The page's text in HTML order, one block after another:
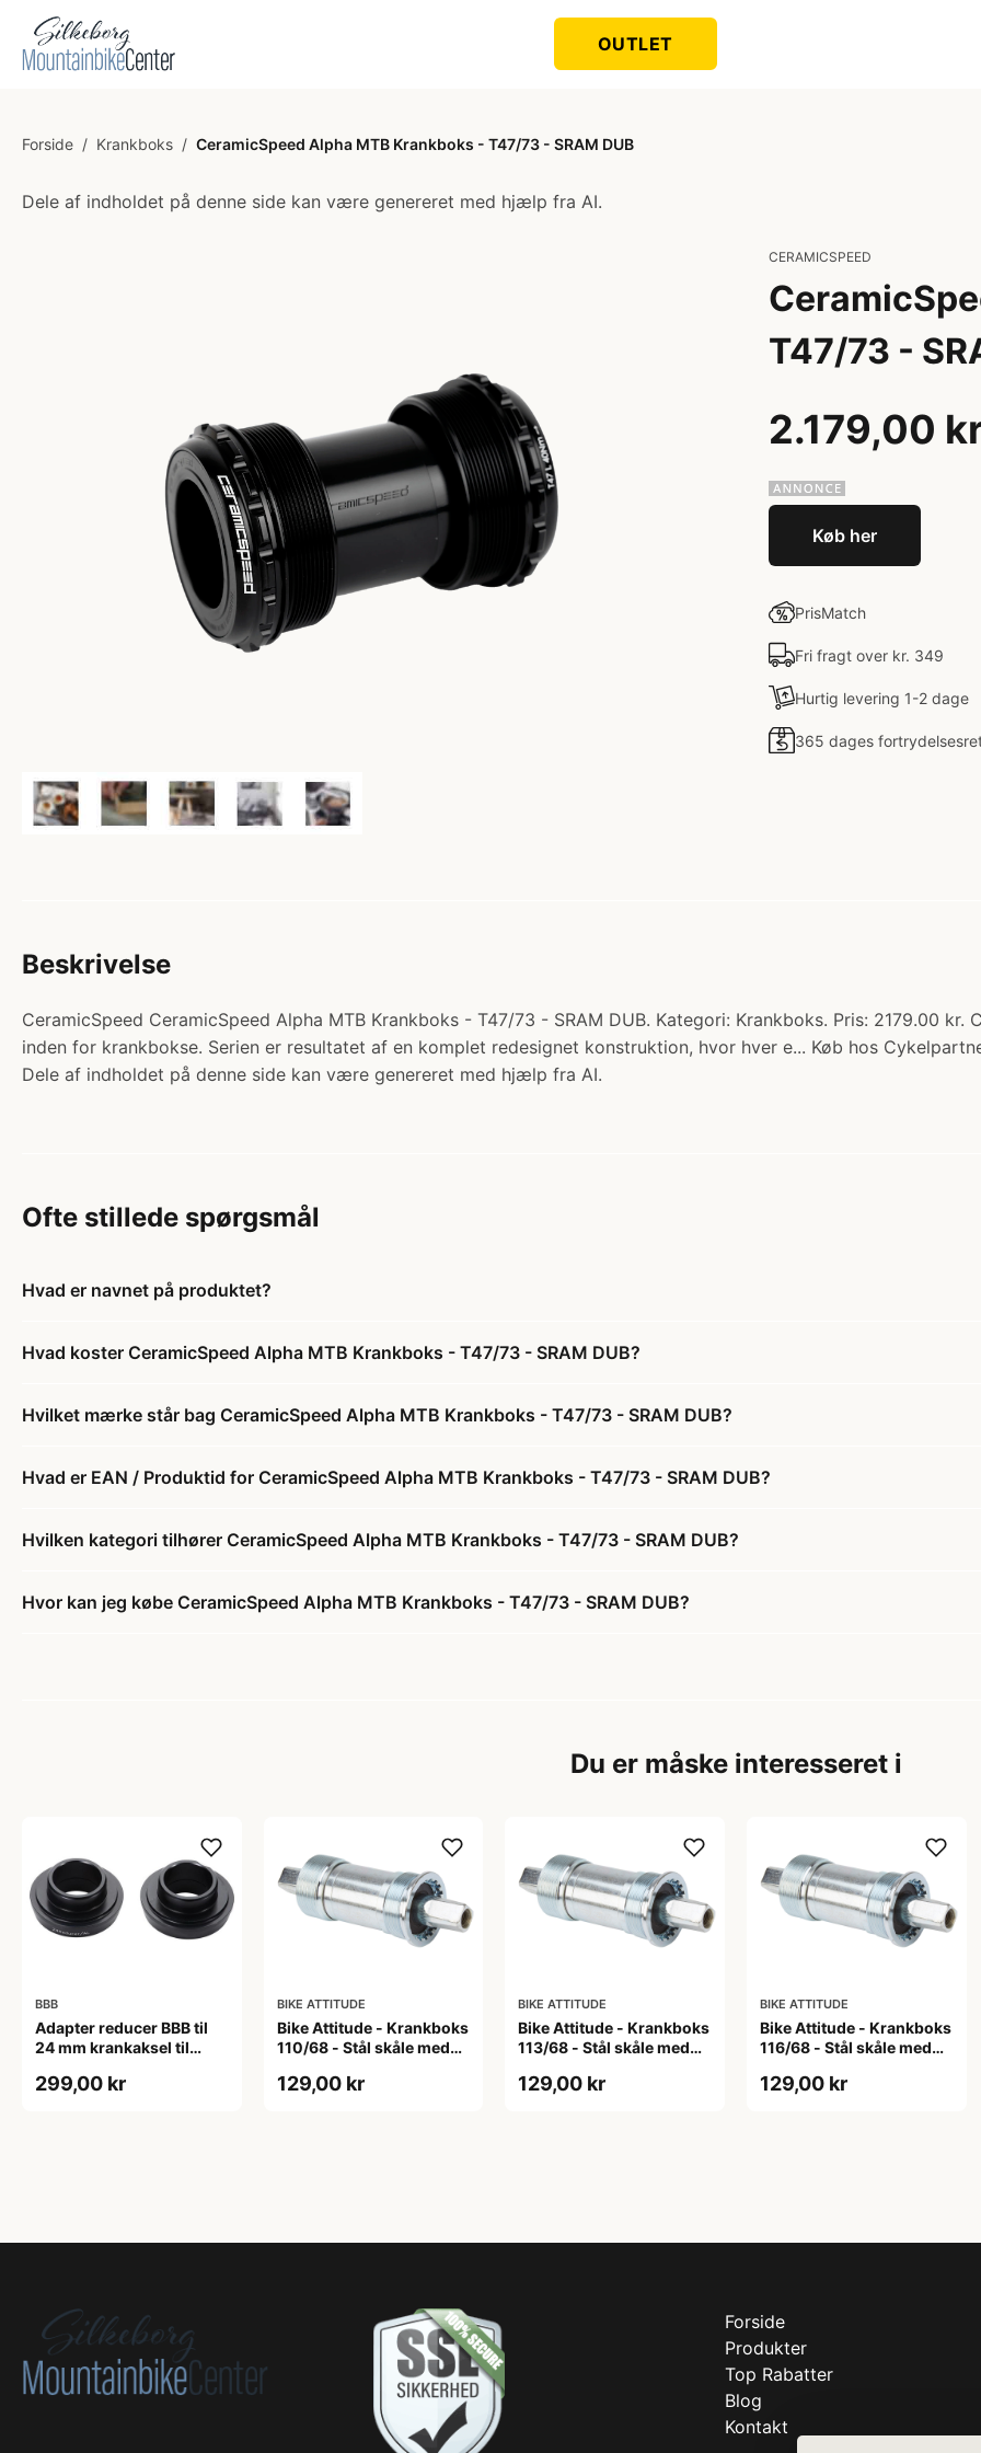
OUTLET
Forside / Krankboks / CeramicSpeed Alpha MTB Krankboks - T47/73 - SRAM DUB
Dele af indholdet på denne side kan være genereret med hjælp fra AI.
CERAMICSPEED
T47/73 -
2.179,00
Køb her
PrisMatch
Fri fragt over kr. 349
Hurtig levering 1-2 dage
365 dages
Beskrivelse
CeramicSpeed CeramicSpeed Alpha MTB Krankboks - T47/73 - SRAM DUB. Kategori: Krankboks. Pris: 2179.00
inden for krankbokse. Serien er resultatet af en komplet redesignet konstruktion, hvor hver e... Køb hos
Dele af indholdet på denne side kan være genereret med hjælp fra AI.
Ofte stillede spørgsmål
Hvad er navnet på produktet?
Hvad koster CeramicSpeed Alpha MTB Krankboks - T47/73 - SRAM DUB?
Hvilket mærke står bag CeramicSpeed Alpha MTB Krankboks - T47/73 - SRAM DUB?
Hvad er EAN / Produktid for CeramicSpeed Alpha MTB Krankboks - T47/73 - SRAM DUB?
Hvilken kategori tilhører CeramicSpeed Alpha MTB Krankboks - T47/73 - SRAM DUB?
Hvor kan jeg købe CeramicSpeed Alpha MTB Krankboks - T47/73 - SRAM DUB?
Du er måske interesseret i
BBB
Adapter reducer BBB til
24 mm krankaksel til
299,00 kr
BIKE ATTITUDE
Bike Attitude - Krankboks
110/68 - Stål skåle med
129,00 kr
BIKE ATTITUDE
Bike Attitude - Krankboks
113/68 - Stål skåle med
129,00 kr
BIKE ATTITUDE
Bike Attitude - Krankboks
116/68 - Stål skåle med
129,00 kr
Forside
Produkter
Top Rabatter
Blog
Kontakt